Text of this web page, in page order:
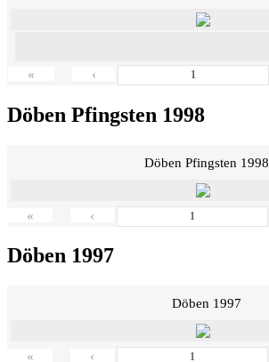
« ‹
Döben Pfingsten 1998
Döben Pfingsten 1998
« ‹
Döben 1997
Döben 1997
« ‹